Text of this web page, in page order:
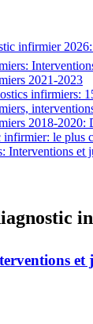
infirmier 2026:
2021-2023
infirmiers:
2018-2020:
le plus
Interventions et
et